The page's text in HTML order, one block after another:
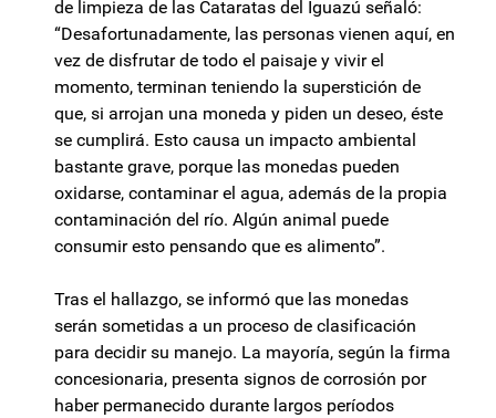
de limpieza de las Cataratas del Iguazú señaló:
“Desafortunadamente, las personas vienen aquí, en
vez de disfrutar de todo el paisaje y vivir el
momento, terminan teniendo la superstición de
que, si arrojan una moneda y piden un deseo, éste
se cumplirá. Esto causa un impacto ambiental
bastante grave, porque las monedas pueden
oxidarse, contaminar el agua, además de la propia
contaminación del río. Algún animal puede
consumir esto pensando que es alimento”.
Tras el hallazgo, se informó que las monedas
serán sometidas a un proceso de clasificación
para decidir su manejo. La mayoría, según la firma
concesionaria, presenta signos de corrosión por
haber permanecido durante largos períodos